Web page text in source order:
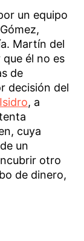
un equipo
Martín del
él no es
de
decisión del
, a
cuya
un
otro
de dinero,